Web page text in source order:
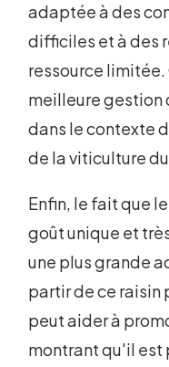
adaptée à des
difficiles et à des
ressource
meilleure gestion
dans le contexte
de la viticulture
Enfin, le fait que
goût unique et
une plus grande
partir de ce raisin
peut aider à
montrant qu'il est